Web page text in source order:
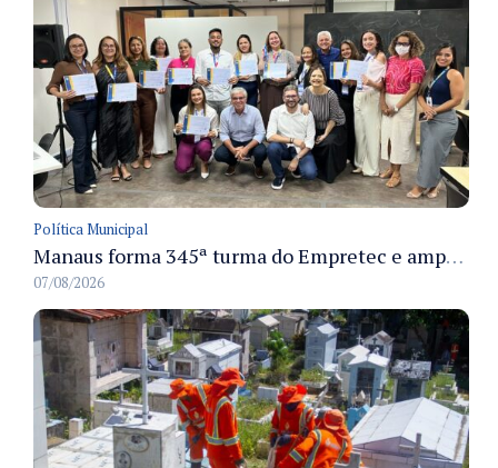
Política Municipal
Manaus forma 345ª turma do Empretec e amplia qualificação de empreendedores na cidade
07/08/2026